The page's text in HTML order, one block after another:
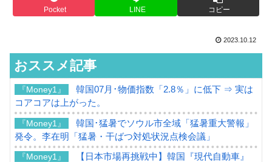
Pocket LINE コピー
2023.10.12
おススメ記事
『Money1』
韓国07月･物価指数「2.8％」に低下 ⇒ 実は
コアコアは上がった。
『Money1』
韓国･猛暑でソウル市全域「猛暑重大警報」
発令。李在明「猛暑・干ばつ対処状況点検会議」
『Money1』
【日本市場再挑戦中】韓国『現代自動車』